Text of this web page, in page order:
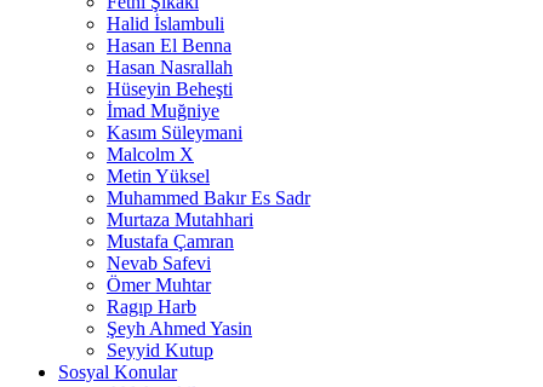
Halid İslambuli
Hasan El Benna
Hasan Nasrallah
Hüseyin Beheşti
İmad Muğniye
Kasım Süleymani
Malcolm X
Metin Yüksel
Muhammed Bakır Es Sadr
Murtaza Mutahhari
Mustafa Çamran
Nevab Safevi
Ömer Muhtar
Ragıp Harb
Şeyh Ahmed Yasin
Seyyid Kutup
Sosyal Konular